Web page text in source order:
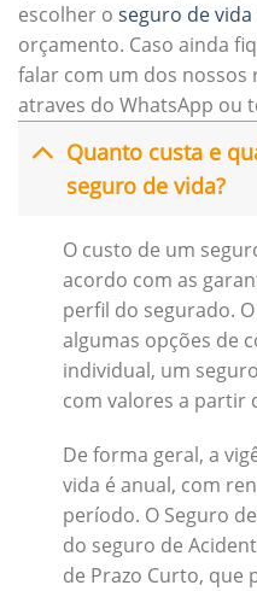
escolher o seguro de vida
orçamento. Caso ainda
falar com um dos
atraves do WhatsApp ou
Quanto custa e
seguro de vida?
O custo de um
acordo com as
perfil do segurado.
algumas opções de
individual, um
com valores a partir
De forma geral, a
vida é anual, com
período. O Seguro
do seguro de
de Prazo Curto,